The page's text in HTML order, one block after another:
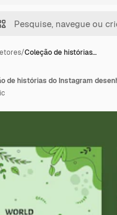
/Coleção de histórias…